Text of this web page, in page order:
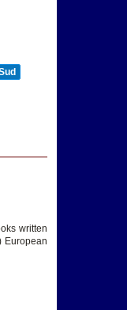
written
European